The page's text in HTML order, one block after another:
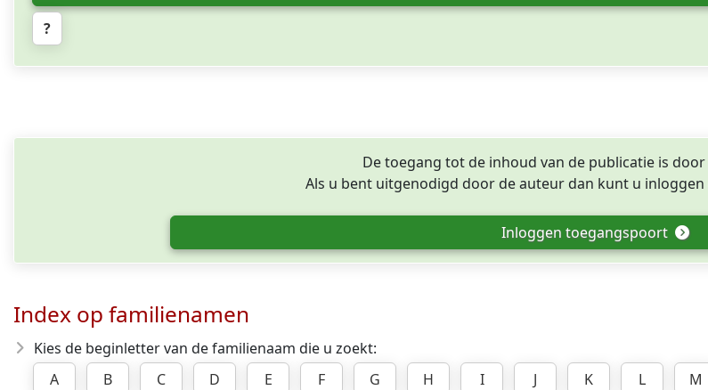
?
De toegang tot de inhoud van de publicatie is
Als u bent uitgenodigd door de auteur dan kunt u inloggen
Inloggen toegangspoort
Index op familienamen
Kies de beginletter van de familienaam die u zoekt:
A
B C D E F G H I J K L M